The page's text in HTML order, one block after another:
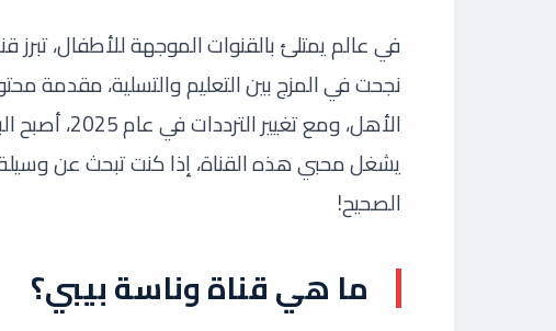
في عالم يمتلئ بالقنوات الموجهة للأطفال، تبرز
نجحت في المزج بين التعليم والتسلية، مقدمة
الأهل، ومع تغيير الترددات في عام 2025، أصبح البحث عن
يشغل محبي هذه القناة، إذا كنت تبحث عن
الصحيح!
ما هي قناة وناسة بيبي؟